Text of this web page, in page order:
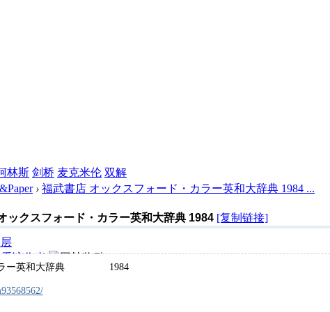
林斯 剑桥 麦克米伦 双解
› 福武書店 オックスフォード・カラー英和大辞典 1984 ...
ックスフォード・カラー英和大辞典 1984 [复制链接]
该作者
ラー英和大辞典 1984